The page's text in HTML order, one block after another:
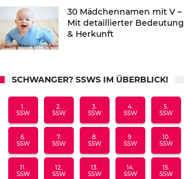
30 Mädchennamen mit V –
Mit detaillierter Bedeutung
& Herkunft
SCHWANGER? SSWS IM ÜBERBLICK!
1.
SSW
2.
SSW
3.
SSW
4.
SSW
5.
SSW
6.
SSW
7.
SSW
8.
SSW
9.
SSW
10.
SSW
11.
SSW
12.
SSW
13.
SSW
14.
SSW
15.
SSW